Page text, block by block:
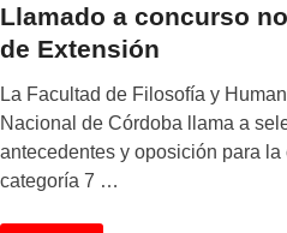
Llamado a concurso
de Extensión
La Facultad de Filosofía y
Nacional de Córdoba llama a
antecedentes y oposición para la
categoría 7 …